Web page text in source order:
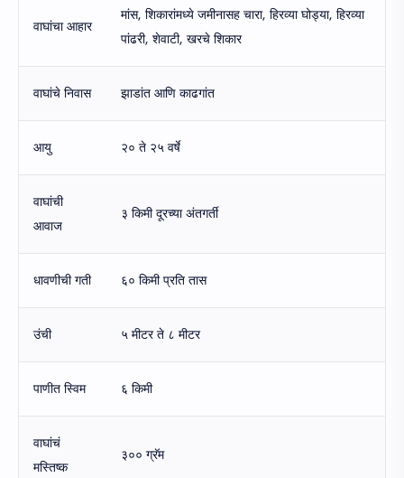
वाघांचा आहार
मांस, शिकारांमध्ये जमीनासह चारा, हिरव्या घोड्या, हिरव्या
पांढरी, शेवाटी, खरचे शिकार
वाघांचे निवास झाडांत आणि काढगांत
आयु २० ते २५ वर्षे
वाघांची
आवाज
३ किमी दूरच्या अंतगर्ती
धावणीची गती ६० किमी प्रति तास
उंची ५ मीटर ते ८ मीटर
पाणीत स्विम ६ किमी
वाघांचं
मस्तिष्क
३०० ग्रॅम